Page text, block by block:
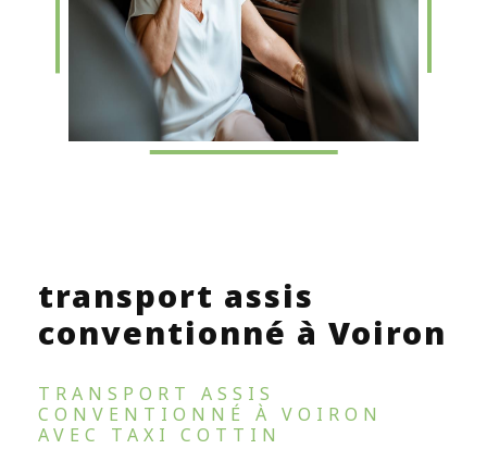
transport assis
conventionné à Voiron
TRANSPORT ASSIS
CONVENTIONNÉ À VOIRON
AVEC TAXI COTTIN